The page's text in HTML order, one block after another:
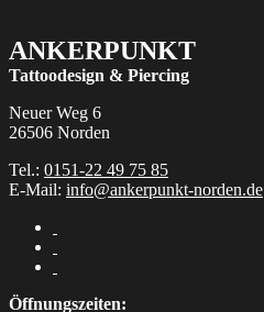
ANKERPUNKT
Tattoodesign & Piercing
Neuer Weg 6
26506 Norden
Tel.: 0151-22 49 75 85
E-Mail: info@ankerpunkt-norden.de
Öffnungszeiten: